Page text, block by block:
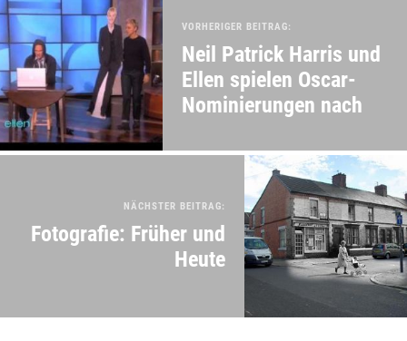
VORHERIGER BEITRAG:
Neil Patrick Harris und
Ellen spielen Oscar-
Nominierungen nach
NÄCHSTER BEITRAG:
Fotografie: Früher und
Heute